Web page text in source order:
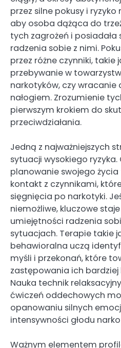
przez silne pokusy i
aby osoba dążąca do
tych zagrożeń i
radzenia sobie z nimi.
przez różne czynniki, takie
przebywanie w
narkotyków, czy wracanie
nałogiem. Zrozumienie
pierwszym krokiem do
przeciwdziałania.
Jedną z najważniejszych
sytuacji wysokiego
planowanie swojego
kontakt z czynnikami,
sięgnięcia po narkotyki.
niemożliwe, kluczowe
umiejętności radzenia
sytuacjach. Terapie takie
behawioralna uczą
myśli i przekonań, które
zastępowania ich
Nauka technik
ćwiczeń oddechowych
opanowaniu silnych
intensywności głodu
Ważnym elementem